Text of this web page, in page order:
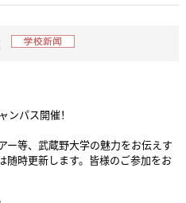
ンパス開催！
ー等、武蔵野大学の魅力をお伝えす
随時更新します。皆様のご参加をお